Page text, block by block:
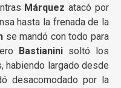
Márquez atacó por
hasta la frenada de la
se mandó con todo para
Bastianinisoltó los
habiendo largado desde
desacomodado por la